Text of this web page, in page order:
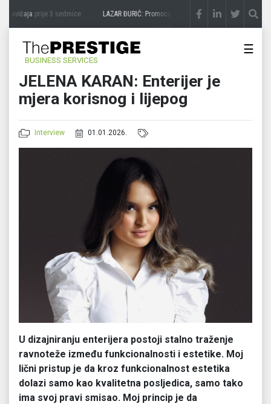
prije 3 sedmice LAZAR ĐURIĆ: Promocija potencijal pretvara u destinacijuprije
BUSINESS SERVICES
☰
JELENA KARAN: Enterijer je
mjera korisnog i lijepog
Interview 01.01.2026.
U dizajniranju enterijera postoji stalno traženje
ravnoteže između funkcionalnosti i estetike. Moj
lični pristup je da kroz funkcionalnost estetika
dolazi samo kao kvalitetna posljedica, samo tako
ima svoj pravi smisao. Moj princip je da